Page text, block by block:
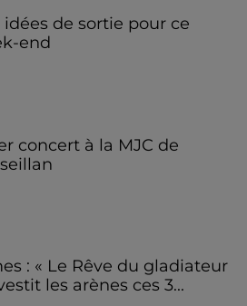
idées de sortie pour ce
end
concert à la MJC de
: « Le Rêve du gladiateur
les arènes ces 3...